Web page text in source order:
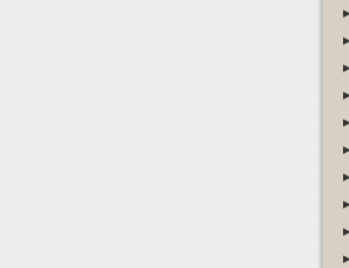
▸
▸
▸
▸
▸
▸
▸
▸
▸
▸